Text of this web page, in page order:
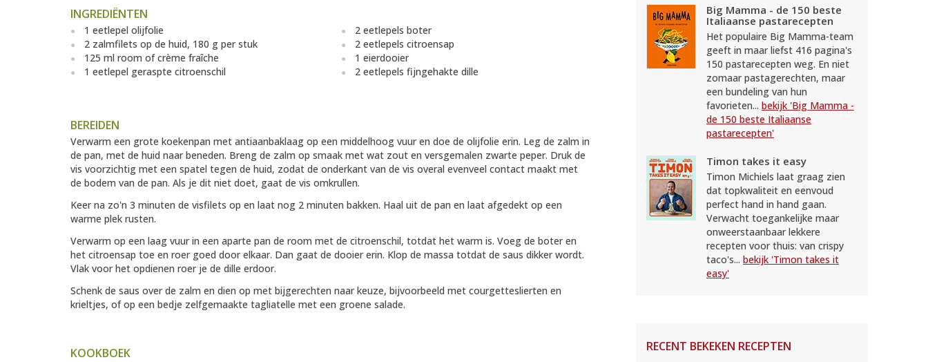
INGREDIËNTEN
1 eetlepel olijfolie
2 zalmfilets op de huid, 180 g per stuk
125 ml room of crème fraîche
1 eetlepel geraspte citroenschil
2 eetlepels boter
2 eetlepels citroensap
1 eierdooier
2 eetlepels fijngehakte dille
BEREIDEN
Verwarm een grote koekenpan met antiaanbaklaag op een middelhoog vuur en doe de olijfolie erin. Leg de zalm in
de pan, met de huid naar beneden. Breng de zalm op smaak met wat zout en versgemalen zwarte peper. Druk de
vis voorzichtig met een spatel tegen de huid, zodat de onderkant van de vis overal evenveel contact maakt met
de bodem van de pan. Als je dit niet doet, gaat de vis omkrullen.
Keer na zo'n 3 minuten de visfilets op en laat nog 2 minuten bakken. Haal uit de pan en laat afgedekt op een
warme plek rusten.
Verwarm op een laag vuur in een aparte pan de room met de citroenschil, totdat het warm is. Voeg de boter en
het citroensap toe en roer goed door elkaar. Dan gaat de dooier erin. Klop de massa totdat de saus dikker wordt.
Vlak voor het opdienen roer je de dille erdoor.
Schenk de saus over de zalm en dien op met bijgerechten naar keuze, bijvoorbeeld met courgetteslierten en
krieltjes, of op een bedje zelfgemaakte tagliatelle met een groene salade.
KOOKBOEK
Big Mamma - de 150 beste
Italiaanse pastarecepten
Het populaire Big Mamma-team
geeft in maar liefst 416 pagina's
150 pastarecepten weg. En niet
zomaar pastagerechten, maar
een bundeling van hun
favorieten... bekijk 'Big Mamma -
de 150 beste Italiaanse
pastarecepten'
Timon takes it easy
Timon Michiels laat graag zien
dat topkwaliteit en eenvoud
perfect hand in hand gaan.
Verwacht toegankelijke maar
onweerstaanbaar lekkere
recepten voor thuis: van crispy
taco's... bekijk 'Timon takes it
easy'
RECENT BEKEKEN RECEPTEN